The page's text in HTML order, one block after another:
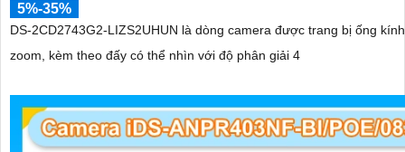
5%-35%
DS-2CD2743G2-LIZS2UHUN là dòng camera được trang bị ống
zoom, kèm theo đấy có thể nhìn với độ phân giải 4